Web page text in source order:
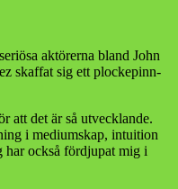
aktörerna bland John
skaffat sig ett plockepinn-
att det är så utvecklande.
i mediumskap, intuition
har också fördjupat mig i